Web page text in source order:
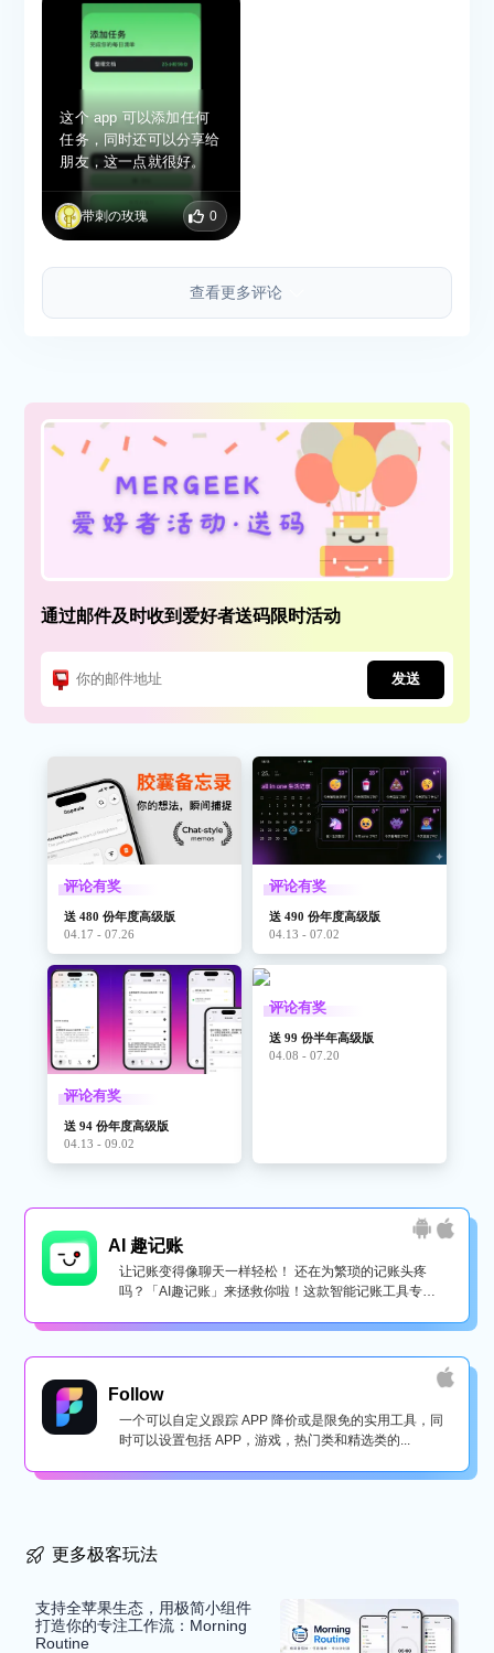
这个 app 可以添加任何
任务，同时还可以分享给
朋友，这一点就很好。
带刺の玫瑰 0
查看更多评论
通过邮件及时收到爱好者送码限时活动
发送
评论有奖
送 480 份年度高级版
04.17 - 07.26
评论有奖
送 490 份年度高级版
04.13 - 07.02
评论有奖
送 94 份年度高级版
04.13 - 09.02
评论有奖
送 99 份半年高级版
04.08 - 07.20
AI 趣记账
让记账变得像聊天一样轻松！ 还在为繁琐的记账头疼
吗？「AI趣记账」来拯救你啦！这款智能记账工具专为
Follow
一个可以自定义跟踪 APP 降价或是限免的实用工具，同
时可以设置包括 APP，游戏，热门类和精选类的...
更多极客玩法
支持全苹果生态，用极简小组件
打造你的专注工作流：Morning
Routine